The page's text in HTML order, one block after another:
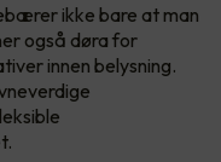
ikke bare at man
også døra for
innen belysning.